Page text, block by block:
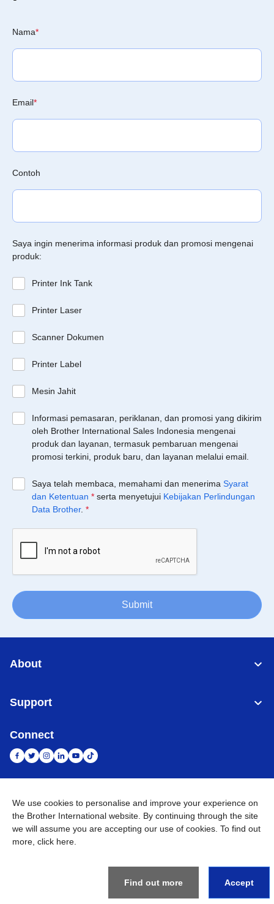
Nama*
Email*
Contoh
Saya ingin menerima informasi produk dan promosi mengenai
produk:
Printer Ink Tank
Printer Laser
Scanner Dokumen
Printer Label
Mesin Jahit
Informasi pemasaran, periklanan, dan promosi yang dikirim
oleh Brother International Sales Indonesia mengenai
produk dan layanan, termasuk pembaruan mengenai
promosi terkini, produk baru, dan layanan melalui email.
Saya telah membaca, memahami dan menerima Syarat
dan Ketentuan * serta menyetujui Kebijakan Perlindungan
Data Brother. *
Submit
About
Support
Connect
Indonesia Jaringan Global
Privacy Policy Ketentuan Penggunaan Site Map Kunjungi Situs Global
Rights Reserved
We use cookies to personalise and improve your experience on
the Brother International website. By continuing through the site
we will assume you are accepting our use of cookies. To find out
more, click here
Find out more Accept